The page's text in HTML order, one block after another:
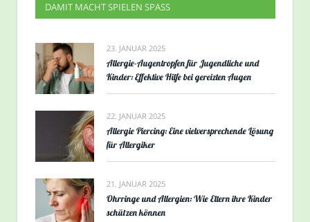
DAMIT MACHT SPIELEN SPASS
23. JANUAR 2025
Allergie-Augentropfen für Jugendliche und
Kinder: Effektive Hilfe bei gereizten Augen
22. JANUAR 2025
Allergie Piercing: Eine vielversprechende Lösung
für Allergiker
21. JANUAR 2025
Ohrringe und Allergien: Wie Eltern ihre Kinder
schützen können